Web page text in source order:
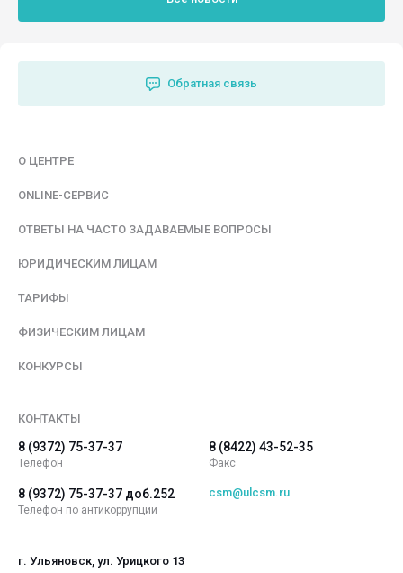
Обратная связь
О ЦЕНТРЕ
ONLINE-СЕРВИС
ОТВЕТЫ НА ЧАСТО ЗАДАВАЕМЫЕ ВОПРОСЫ
ЮРИДИЧЕСКИМ ЛИЦАМ
ТАРИФЫ
ФИЗИЧЕСКИМ ЛИЦАМ
КОНКУРСЫ
КОНТАКТЫ
8 (9372) 75-37-37
Телефон
8 (8422) 43-52-35
Факс
8 (9372) 75-37-37 доб.252
Телефон по антикоррупции
csm@ulcsm.ru
г. Ульяновск, ул. Урицкого 13